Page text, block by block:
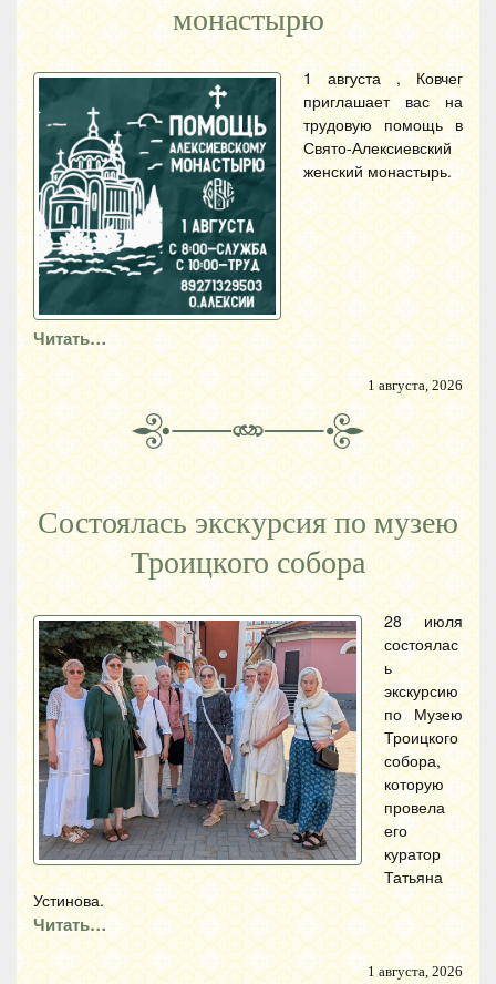
монастырю
1 августа , Ковчег
приглашает вас на
трудовую помощь в
Свято-Алексиевский
женский монастырь.
Читать…
1 августа, 2026
Состоялась экскурсия по музею
Троицкого собора
28 июля
состоялас
ь
экскурсию
по Музею
Троицкого
собора,
которую
провела
его
куратор
Татьяна
Устинова.
Читать…
1 августа, 2026